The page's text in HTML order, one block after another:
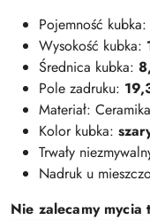
Pojemność kubka:
Wysokość kubka:
Średnica kubka:
Pole zadruku:
Materiał: Ceramika
Kolor kubka:
Trwały
Nadruk u
Nie zalecamy